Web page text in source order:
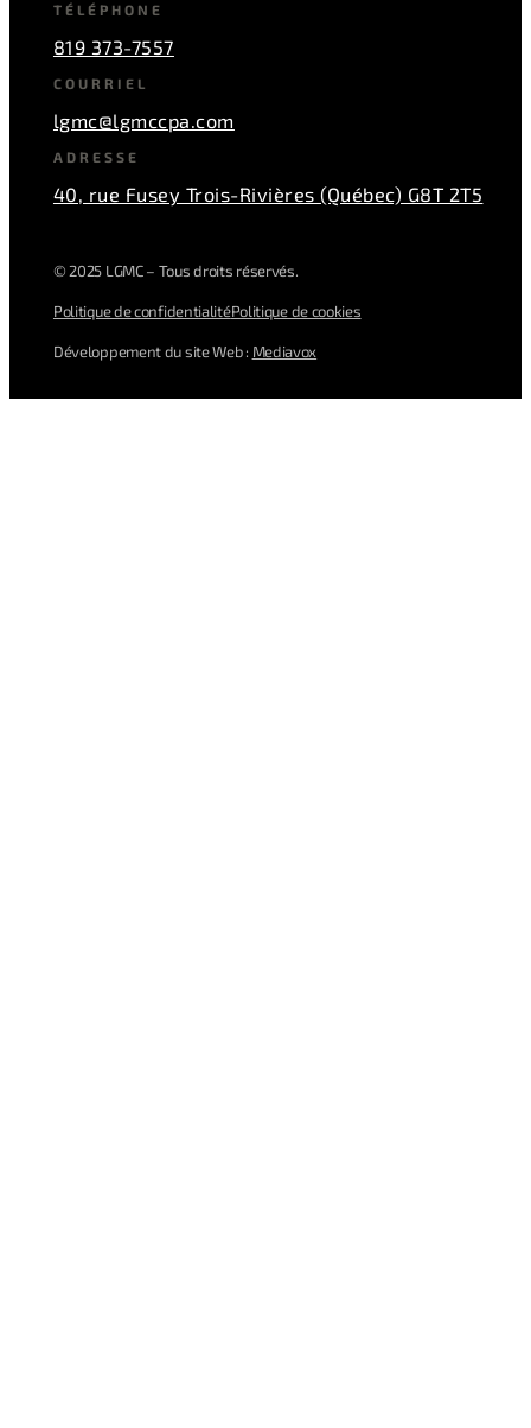
TÉLÉPHONE
819 373-7557
COURRIEL
lgmc@lgmccpa.com
ADRESSE
40, rue Fusey Trois-Rivières (Québec) G8T 2T5
© 2025 LGMC – Tous droits réservés.
Politique de confidentialitéPolitique de cookies
Développement du site Web : Mediavox